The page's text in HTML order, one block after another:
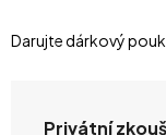
Darujte dárkový
Privátní